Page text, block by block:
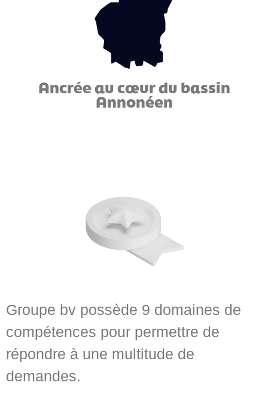
Ancrée au cœur du bassin
Annonéen
Groupe bv possède 9 domaines de
compétences pour permettre de
répondre à une multitude de
demandes.